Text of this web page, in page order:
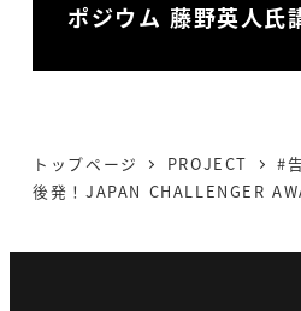
ポジウム 藤野英人氏
トップページ PROJECT #
後発！JAPAN CHALLENGER